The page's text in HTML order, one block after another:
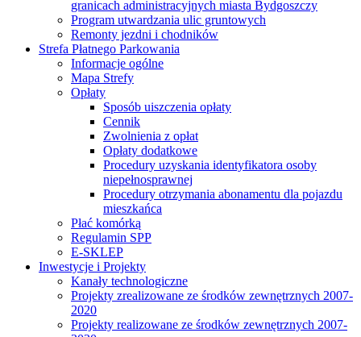
granicach administracyjnych miasta Bydgoszczy
Program utwardzania ulic gruntowych
Remonty jezdni i chodników
Strefa Płatnego Parkowania
Informacje ogólne
Mapa Strefy
Opłaty
Sposób uiszczenia opłaty
Cennik
Zwolnienia z opłat
Opłaty dodatkowe
Procedury uzyskania identyfikatora osoby
niepełnosprawnej
Procedury otrzymania abonamentu dla pojazdu
mieszkańca
Płać komórką
Regulamin SPP
E-SKLEP
Inwestycje i Projekty
Kanały technologiczne
Projekty zrealizowane ze środków zewnętrznych 2007-
2020
Projekty realizowane ze środków zewnętrznych 2007-